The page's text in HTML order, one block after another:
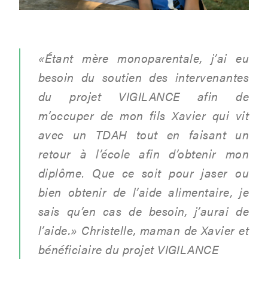
«Étant mère monoparentale, j’ai eu
besoin du soutien des intervenantes
du projet VIGILANCE afin de
m’occuper de mon fils Xavier qui vit
avec un TDAH tout en faisant un
retour à l’école afin d’obtenir mon
diplôme. Que ce soit pour jaser ou
bien obtenir de l’aide alimentaire, je
sais qu’en cas de besoin, j’aurai de
l’aide.» Christelle, maman de Xavier et
bénéficiaire du projet VIGILANCE